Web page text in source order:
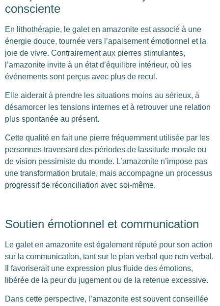
consciente
En lithothérapie, le galet en amazonite est associé à une
énergie douce, tournée vers l’apaisement émotionnel et la
joie de vivre. Contrairement aux pierres stimulantes,
l’amazonite invite à un état d’équilibre intérieur, où les
événements sont perçus avec plus de recul.
Elle aiderait à prendre les situations moins au sérieux, à
désamorcer les tensions internes et à retrouver une relation
plus spontanée au présent.
Cette qualité en fait une pierre fréquemment utilisée par les
personnes traversant des périodes de lassitude morale ou
de vision pessimiste du monde. L’amazonite n’impose pas
une transformation brutale, mais accompagne un processus
progressif de réconciliation avec soi-même.
Soutien émotionnel et communication
Le galet en amazonite est également réputé pour son action
sur la communication, tant sur le plan verbal que non verbal.
Il favoriserait une expression plus fluide des émotions,
libérée de la peur du jugement ou de la retenue excessive.
Dans cette perspective, l’amazonite est souvent conseillée